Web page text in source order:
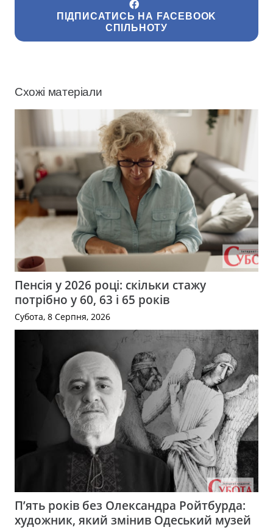
ПІДПИСАТИСЬ НА FACEBOOK
СПІЛЬНОТУ
Схожі матеріали
Пенсія у 2026 році: скільки стажу
потрібно у 60, 63 і 65 років
Субота, 8 Серпня, 2026
П’ять років без Олександра Ройтбурда:
художник, який змінив Одеський музей